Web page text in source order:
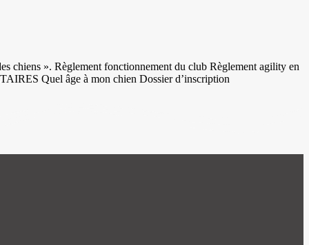
chiens ». Règlement fonctionnement du club Règlement agility en
Quel âge à mon chien Dossier d’inscription